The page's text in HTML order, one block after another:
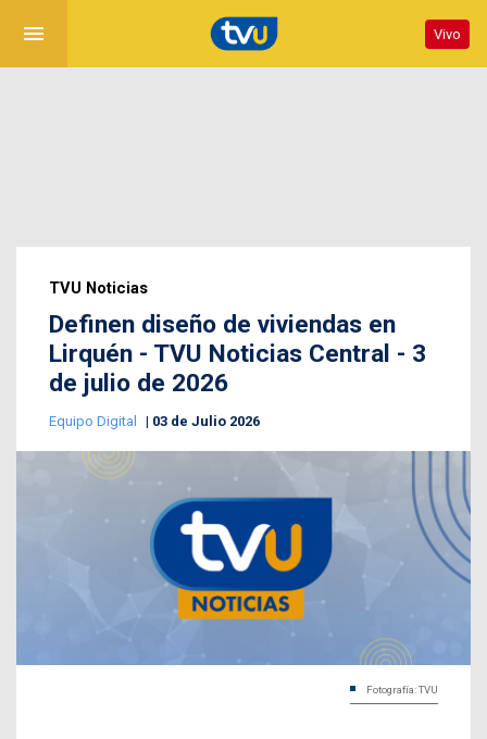
menu Vivo
TVU Noticias
Definen diseño de viviendas en
Lirquén - TVU Noticias Central - 3
de julio de 2026
Equipo Digital 03 de Julio 2026
Fotografía: TVU